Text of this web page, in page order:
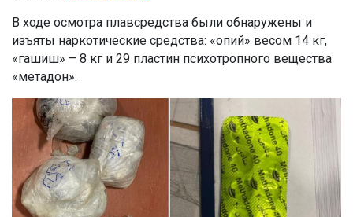
В ходе осмотра плавсредства были обнаружены и
изъяты наркотические средства: «опий» весом 14 кг,
«гашиш» – 8 кг и 29 пластин психотропного вещества
«метадон».